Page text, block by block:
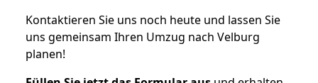
Kontaktieren Sie uns noch heute und lassen Sie
uns gemeinsam Ihren Umzug nach Velburg
planen!